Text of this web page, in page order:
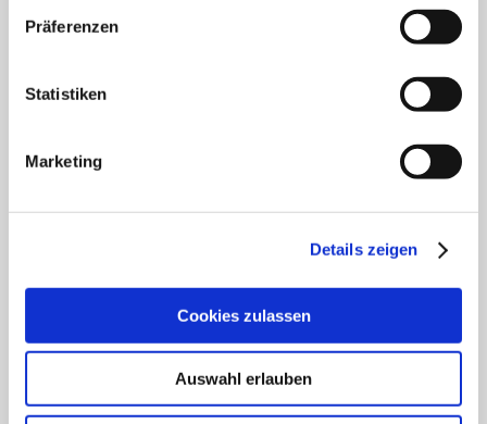
Präferenzen
Statistiken
Marketing
Details zeigen
Cookies zulassen
Auswahl erlauben
Klinik für Innere Medizin Schützenstraße
Klinik für Orthopädie & Unfallchirurgie
Gefäß- und Handchirurgie
Frauenklinik
HNO Belegabteilung
Pflegedienst